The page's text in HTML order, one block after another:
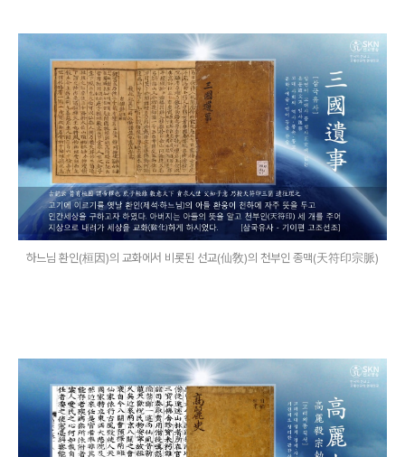
하느님 환인(桓因)의 교화에서 비롯된 선교(仙敎)의 천부인 종맥(天符印宗脈)